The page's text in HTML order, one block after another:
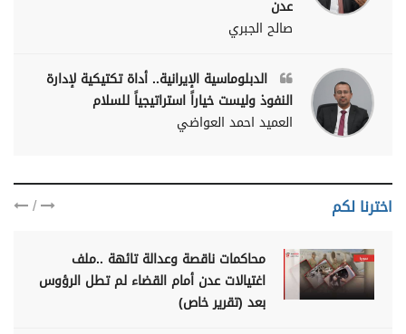
عدن
صالح الجبري
الدبلوماسية الإيرانية.. أداة تكتيكية لإدارة
النفوذ وليست خياراً استراتيجياً للسلام
العميد احمد العواضي
اخترنا لكم /
محاكمات ناقصة وعدالة تائهة ..ملف
اغتيالات عدن أمام القضاء لم تطل الرؤوس
بعد (تقرير خاص)